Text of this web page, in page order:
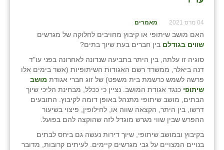
04 מרס 2021 מאמרים
האם מושב שיתופי או קיבוץ מחויבים לחלוקה של מגרשים
שווים בגודלם בין חברים בעת שיוך בתים?
סוגיה זו עלתה, בין היתר בתביעה שנדונה לאחרונה בפני עו"ד
דנה ביאלר, ממשרד רשם האגודות השיתופיות (אשר בימים אלו
פרשה לשמש כרשמת בית משפט) של זוג חברי אגודת מושב
שיתופי כנגד אגודת המושב. נציין כי ככלל, מבחינת הליכי שיוך
הבתים, מושב שיתופי מתנהל באופן דומה לקיבוץ. התובעים
דרשו, בין היתר, הקצאה שווה או, לחילופין, פיצוי בשיעור
ההפרש שבין שווי מגרש מוגדל לזה שהוקצה להם בפועל.
בקיבוץ ובמושב שיתופי, שיוך דירות נעשה גם ביחס לבתים
בנויים המצויים על גבי מגרשים קיימים. לעיתים קרובות, מדובר